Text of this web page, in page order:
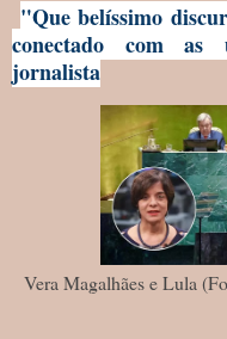
"Que belíssimo
conectado com as
jornalista
Vera Magalhães e Lula